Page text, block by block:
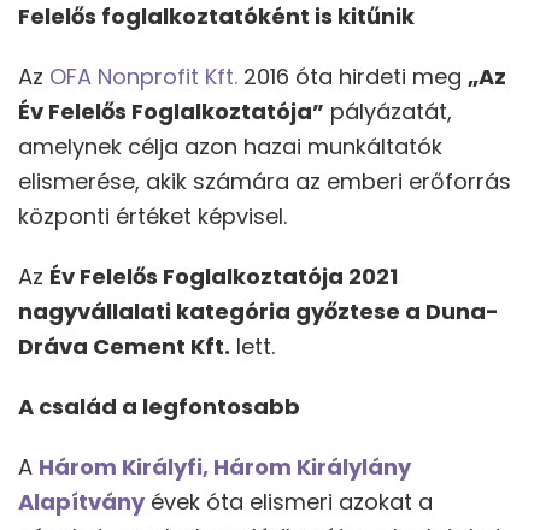
Felelős foglalkoztatóként is kitűnik
Az OFA Nonprofit Kft. 2016 óta hirdeti meg „Az
Év Felelős Foglalkoztatója” pályázatát,
amelynek célja azon hazai munkáltatók
elismerése, akik számára az emberi erőforrás
központi értéket képvisel.
Az Év Felelős Foglalkoztatója 2021
nagyvállalati kategória győztese a Duna-
Dráva Cement Kft. lett.
A család a legfontosabb
A Három Királyfi, Három Királylány
Alapítványévek óta elismeri azokat a